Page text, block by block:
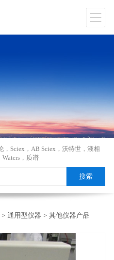
， Sciex ， AB Sciex ， 沃特世， 液相
Waters， 质谱
通用型仪器 > 其他仪器产品